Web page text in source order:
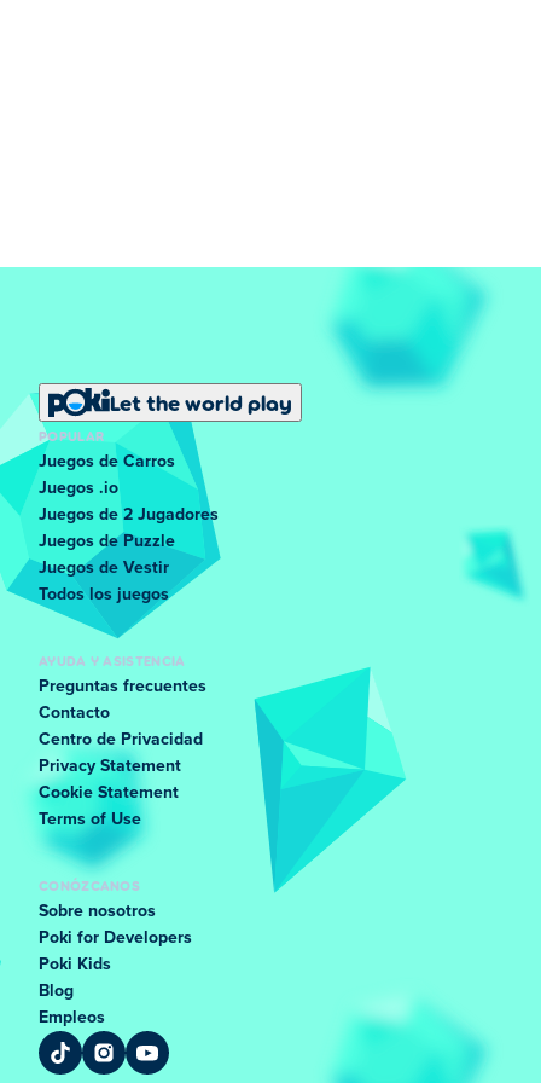
Alyx está tratando de obtener las seis gemas de poder
Let the world play
POPULAR
Juegos de Carros
Juegos .io
Juegos de 2 Jugadores
Juegos de Puzzle
Juegos de Vestir
Todos los juegos
AYUDA Y ASISTENCIA
Preguntas frecuentes
Contacto
Centro de Privacidad
Privacy Statement
Cookie Statement
Terms of Use
CONÓZCANOS
Sobre nosotros
Poki for Developers
Poki Kids
Blog
Empleos